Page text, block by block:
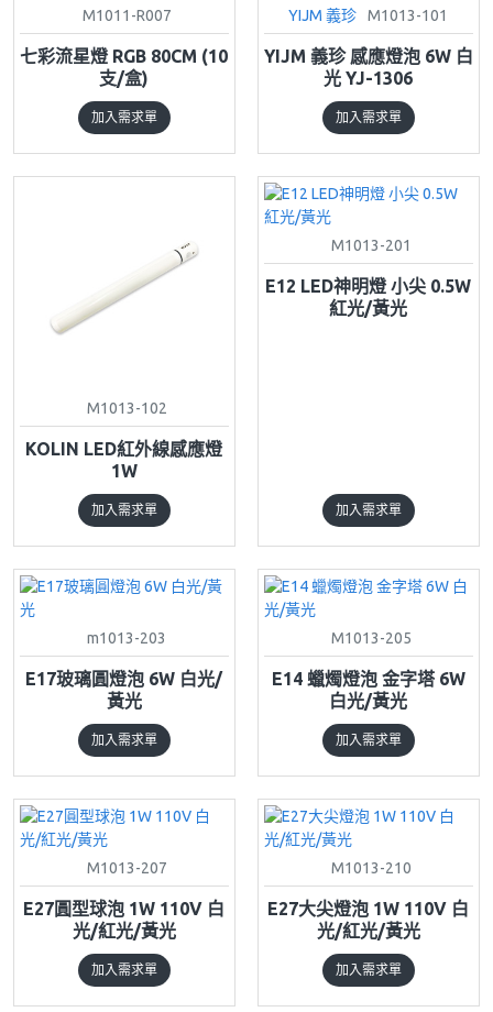
M1011-R007
七彩流星燈 RGB 80CM (10
支/盒)
加入需求單
YIJM 義珍 M1013-101
YIJM 義珍 感應燈泡 6W 白
光 YJ-1306
加入需求單
M1013-102
KOLIN LED紅外線感應燈
1W
加入需求單
M1013-201
E12 LED神明燈 小尖 0.5W
紅光/黃光
加入需求單
m1013-203
E17玻璃圓燈泡 6W 白光/
黃光
加入需求單
M1013-205
E14 蠟燭燈泡 金字塔 6W
白光/黃光
加入需求單
M1013-207
E27圓型球泡 1W 110V 白
光/紅光/黃光
加入需求單
M1013-210
E27大尖燈泡 1W 110V 白
光/紅光/黃光
加入需求單